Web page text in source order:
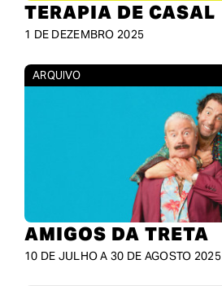
TERAPIA DE CASAL
1 DE DEZEMBRO 2025
ARQUIVO
AMIGOS DA TRETA
10 DE JULHO A 30 DE AGOSTO 2025